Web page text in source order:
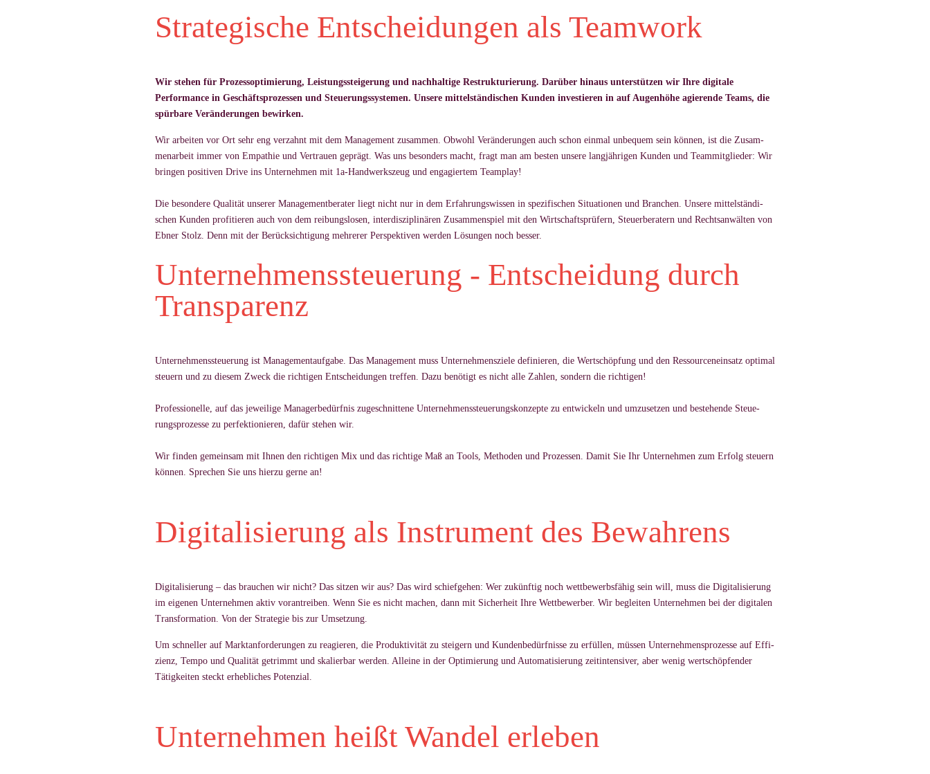
Strategische Entscheidungen als Teamwork
Wir stehen für Prozessoptimierung, Leistungssteigerung und nachhaltige Restrukturierung. Darüber hinaus unterstützen wir Ihre digitale
Performance in Geschäftsprozessen und Steuerungssystemen. Unsere mittelständischen Kunden investieren in auf Augenhöhe agierende Teams, die
spürbare Veränderungen bewirken.
Wir ar­bei­ten vor Ort sehr eng ver­zahnt mit dem Ma­nage­ment zu­sam­men. Ob­wohl Verände­run­gen auch schon ein­mal un­be­quem sein können, ist die Zu­sam­
men­ar­beit im­mer von Em­pa­thie und Ver­trauen geprägt. Was uns be­son­ders macht, fragt man am bes­ten un­sere langjähri­gen Kun­den und Team­mit­glie­der: Wir
brin­gen po­si­ti­ven Drive ins Un­ter­neh­men mit 1a-Hand­werks­zeug und en­ga­gier­tem Team­play!
Die be­son­dere Qua­lität un­se­rer Ma­nage­ment­be­ra­ter liegt nicht nur in dem Er­fah­rungs­wis­sen in spe­zi­fi­schen Si­tua­tio­nen und Bran­chen. Un­sere mit­telständi­
schen Kun­den pro­fi­tie­ren auch von dem rei­bungs­lo­sen, in­ter­dis­zi­plinären Zu­sam­men­spiel mit den Wirt­schaftsprüfern, Steu­er­be­ra­tern und Rechts­anwälten von
Eb­ner Stolz. Denn mit der Berück­sich­ti­gung meh­re­rer Per­spek­ti­ven wer­den Lösun­gen noch bes­ser.
Unternehmenssteuerung - Entscheidung durch
Transparenz
Un­ter­neh­mens­steue­rung ist Ma­nage­ment­auf­gabe. Das Ma­nage­ment muss Un­ter­neh­mens­ziele de­fi­nie­ren, die Wert­schöpfung und den Res­sour­cen­ein­satz op­ti­mal
steu­ern und zu die­sem Zweck die rich­ti­gen Ent­schei­dun­gen tref­fen. Dazu benötigt es nicht alle Zah­len, son­dern die rich­ti­gen!
Pro­fes­sio­nelle, auf das je­wei­lige Ma­na­ger­bedürf­nis zu­ge­schnit­tene Un­ter­neh­mens­steue­rungs­kon­zepte zu ent­wi­ckeln und um­zu­set­zen und be­ste­hende Steue­
rungs­pro­zesse zu per­fek­tio­nie­ren, dafür stehen wir.
Wir fin­den ge­mein­sam mit Ih­nen den rich­ti­gen Mix und das rich­tige Maß an Tools, Me­tho­den und Pro­zes­sen. Da­mit Sie Ihr Un­ter­neh­men zum Er­folg steu­ern
können. Spre­chen Sie uns hierzu gerne an!
Digitalisierung als Instrument des Bewahrens
Di­gi­ta­li­sie­rung – das brau­chen wir nicht? Das sit­zen wir aus? Das wird schief­ge­hen: Wer zukünf­tig noch wett­be­werbsfähig sein will, muss die Di­gi­ta­li­sie­rung
im ei­ge­nen Un­ter­neh­men ak­tiv vor­an­trei­ben. Wenn Sie es nicht ma­chen, dann mit Si­cher­heit Ihre Wett­be­wer­ber. Wir be­glei­ten Un­ter­neh­men bei der di­gi­ta­len
Trans­for­ma­tion. Von der Stra­te­gie bis zur Um­set­zung.
Um schnel­ler auf Markt­an­for­de­run­gen zu rea­gie­ren, die Pro­duk­ti­vität zu stei­gern und Kun­den­bedürf­nisse zu erfüllen, müssen Un­ter­neh­mens­pro­zesse auf Ef­fi­
zi­enz, Tempo und Qua­lität ge­trimmt und ska­lier­bar wer­den. Al­leine in der Op­ti­mie­rung und Au­to­ma­ti­sie­rung zeit­in­ten­si­ver, aber we­nig wert­schöpfen­der
Tätig­kei­ten steckt er­heb­li­ches Po­ten­zial.
Unternehmen heißt Wandel erleben